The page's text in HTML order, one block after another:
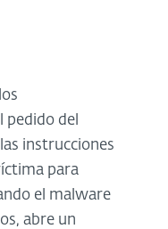
pedido del
instrucciones
para
el malware
abre un